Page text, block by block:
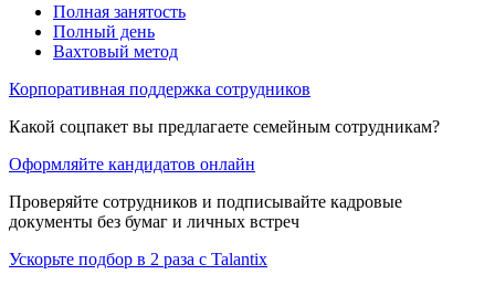
Полная занятость
Полный день
Вахтовый метод
Корпоративная поддержка сотрудников
Какой соцпакет вы предлагаете семейным сотрудникам?
Оформляйте кандидатов онлайн
Проверяйте сотрудников и подписывайте кадровые
документы без бумаг и личных встреч
Ускорьте подбор в 2 раза с Talantix